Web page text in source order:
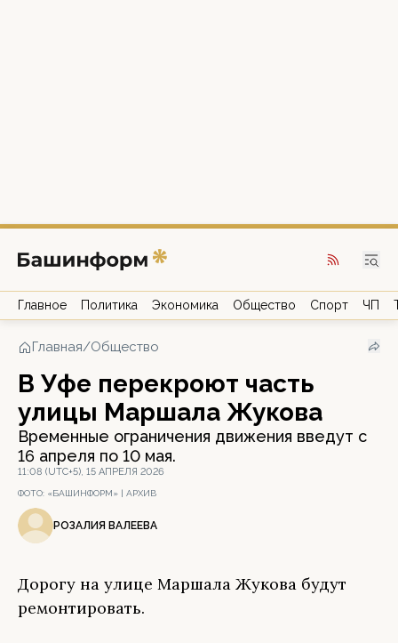
Главное Политика Экономика Общество Спорт ЧП
Главная/Общество
В Уфе перекроют часть
улицы Маршала Жукова
Временные ограничения движения введут с
16 апреля по 10 мая.
11:08 (UTC+5), 15 АПРЕЛЯ 2026
ФОТО: «БАШИНФОРМ» | АРХИВ
РОЗАЛИЯ ВАЛЕЕВА
Дорогу на улице Маршала Жукова будут
ремонтировать.